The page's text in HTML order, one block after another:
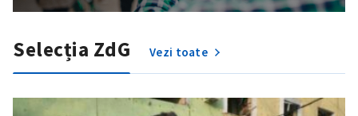
Selecția ZdG Vezi toate